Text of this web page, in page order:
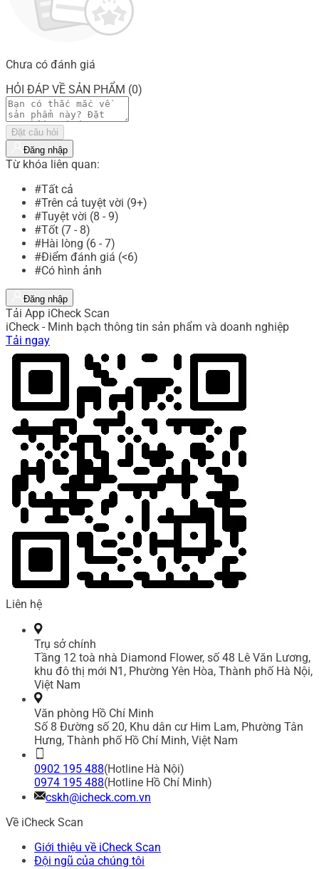
Chưa có đánh giá
HỎI ĐÁP VỀ SẢN PHẨM (0)
Đặt câu hỏi
Đăng nhập
Từ khóa liên quan:
#Tất cả
#Trên cả tuyệt vời (9+)
#Tuyệt vời (8 - 9)
#Tốt (7 - 8)
#Hài lòng (6 - 7)
#Điểm đánh giá (<6)
#Có hình ảnh
Đăng nhập
Tải App iCheck Scan
iCheck - Minh bạch thông tin sản phẩm và doanh nghiệp
Tải ngay
Liên hệ
Trụ sở chính
Tầng 12 toà nhà Diamond Flower, số 48 Lê Văn Lương,
khu đô thị mới N1, Phường Yên Hòa, Thành phố Hà Nội,
Việt Nam
Văn phòng Hồ Chí Minh
Số 8 Đường số 20, Khu dân cư Him Lam, Phường Tân
Hưng, Thành phố Hồ Chí Minh, Việt Nam
0902 195 488(Hotline Hà Nội)
0974 195 488(Hotline Hồ Chí Minh)
cskh@icheck.com.vn
Về iCheck Scan
Giới thiệu về iCheck Scan
Đội ngũ của chúng tôi